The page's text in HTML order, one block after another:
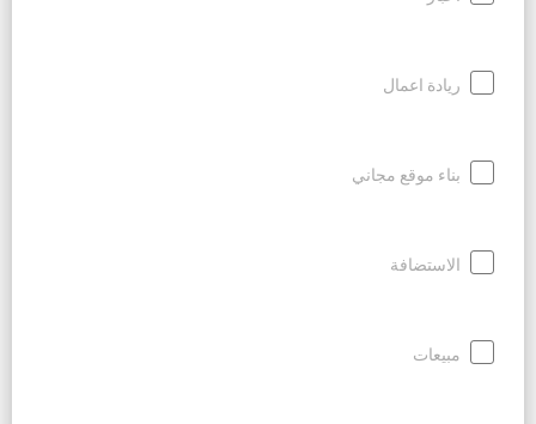
ريادة اعمال
بناء موقع مجاني
الاستضافة
مبيعات